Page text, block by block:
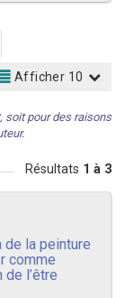
Afficher 10
soit pour des raisons
Résultats 1 à 3
de la peinture
comme
l’être